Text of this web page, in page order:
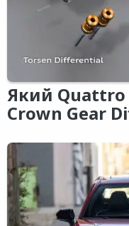
Який Quattro
Crown Gear